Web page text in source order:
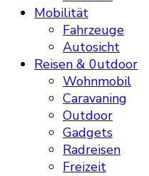
Mobilität
Fahrzeuge
Autosicht
Reisen & 0utdoor
Wohnmobil
Caravaning
Outdoor
Gadgets
Radreisen
Freizeit